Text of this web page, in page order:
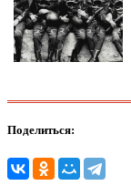
Поделиться: